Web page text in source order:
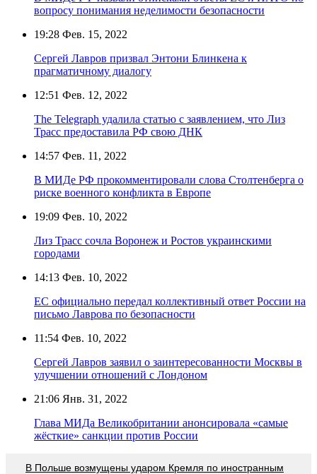
вопросу понимания неделимости безопасности
19:28 Фев. 15, 2022
Сергей Лавров призвал Энтони Блинкена к
прагматичному диалогу
12:51 Фев. 12, 2022
The Telegraph удалила статью с заявлением, что Лиз
Трасс предоставила РФ свою ДНК
14:57 Фев. 11, 2022
В МИДе РФ прокомментировали слова Столтенберга о
риске военного конфликта в Европе
19:09 Фев. 10, 2022
Лиз Трасс сочла Воронеж и Ростов украинскими
городами
14:13 Фев. 10, 2022
ЕС официально передал коллективный ответ России на
письмо Лаврова по безопасности
11:54 Фев. 10, 2022
Сергей Лавров заявил о заинтересованности Москвы в
улучшении отношений с Лондоном
21:06 Янв. 31, 2022
Глава МИДа Великобритании анонсировала «самые
жёсткие» санкции против России
В Польше возмущены ударом Кремля по иностранным